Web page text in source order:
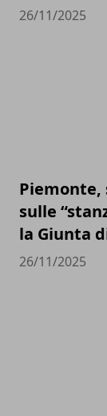
26/11/2025
sulle
la Giunta
26/11/2025